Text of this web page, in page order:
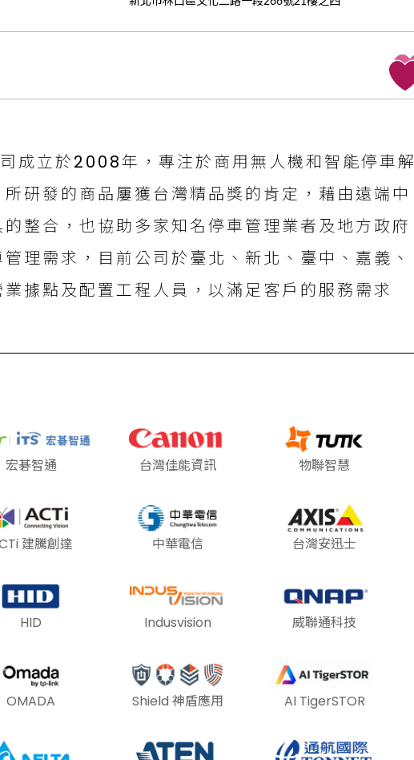
成立於2008年，專注於商用無人機和智能停車解
研發的商品屢獲台灣精品獎的肯定，藉由遠端中
整合，也協助多家知名停車管理業者及地方政府
理需求，目前公司於臺北、新北、臺中、嘉義、
據點及配置工程人員，以滿足客戶的服務需求
宏碁智通 台灣佳能資訊 物聯智慧
建騰創達 中華電信 台灣安迅士
HID Indusvision 威聯通科技
OMADA Shield 神盾應用 AI TigerSTOR